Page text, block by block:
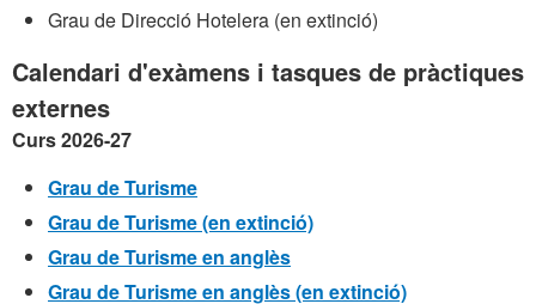
Grau de Direcció Hotelera (en extinció)
Calendari d'exàmens i tasques de pràctiques
externes
Curs 2026-27
Grau de Turisme
Grau de Turisme (en extinció)
Grau de Turisme en anglès
Grau de Turisme en anglès (en extinció)